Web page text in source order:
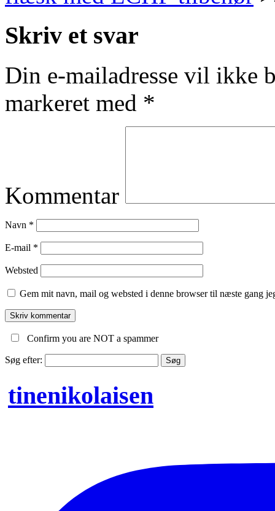
Skriv et svar
Din e-mailadresse vil ikke
markeret med *
Kommentar
Navn *
E-mail *
Websted
Gem mit navn, mail og websted i denne browser til næste gang
Confirm you are NOT a spammer
Søg efter:
tinenikolaisen